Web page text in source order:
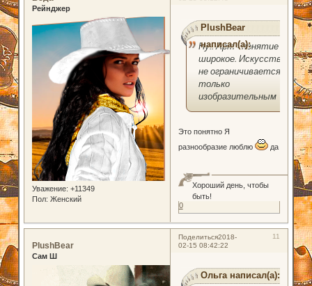
Рейнджер
Уважение: +11349
Пол: Женский
PlushBear
написал(а):
Ну.. Арт - понятие
широкое. Искусство
не ограничивается
только
изобразительным
Это понятно Я
разнообразие люблю
да
Хороший день, чтобы
быть!
0
Поделиться 11
2018-
02-15 08:42:22
PlushBear
Сам Ш
Ольга написал(а):